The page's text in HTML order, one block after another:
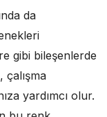
da
gibi bileşenlerde
çalışma
yardımcı olur.